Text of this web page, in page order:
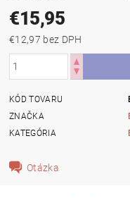
€15,95
€12,97 bez DPH
KÓD TOVARU
ZNAČKA
KATEGÓRIA
Otázka